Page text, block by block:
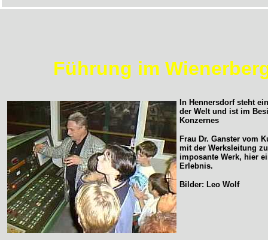
Führung im
In Hennersdorf steht
der Welt und ist im
Konzernes
Frau Dr. Ganster vom
mit der Werksleitung
imposante Werk, hier
Erlebnis.
Bilder: Leo Wolf